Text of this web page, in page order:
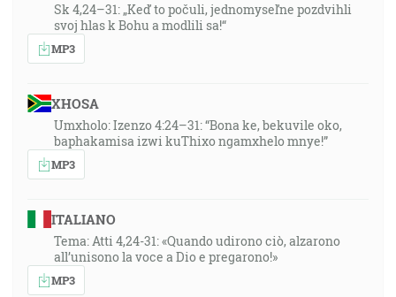
Sk 4,24–31: „Keď to počuli, jednomyseľne pozdvihli
svoj hlas k Bohu a modlili sa!“
MP3
XHOSA
Umxholo: Izenzo 4:24–31: “Bona ke, bekuvile oko,
baphakamisa izwi kuThixo ngamxhelo mnye!”
MP3
ITALIANO
Tema: Atti 4,24-31: «Quando udirono ciò, alzarono
all’unisono la voce a Dio e pregarono!»
MP3